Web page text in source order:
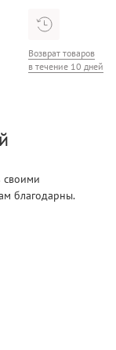
Возврат товаров
в течение 10 дней
своими
благодарны.